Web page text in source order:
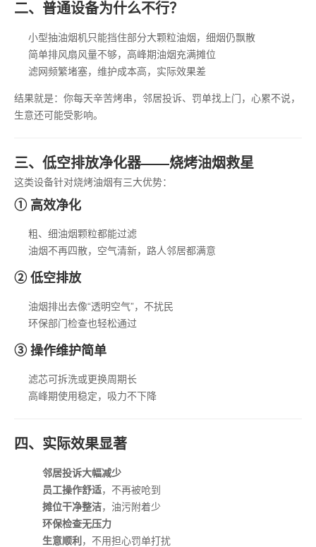
二、普通设备为什么不行？
小型抽油烟机只能挡住部分大颗粒油烟，细烟仍飘散
简单排风扇风量不够，高峰期油烟充满摊位
滤网频繁堵塞，维护成本高，实际效果差
结果就是：你每天辛苦烤串，邻居投诉、罚单找上门，心累不说，
生意还可能受影响。
三、低空排放净化器——烧烤油烟救星
这类设备针对烧烤油烟有三大优势：
① 高效净化
粗、细油烟颗粒都能过滤
油烟不再四散，空气清新，路人邻居都满意
② 低空排放
油烟排出去像“透明空气”，不扰民
环保部门检查也轻松通过
③ 操作维护简单
滤芯可拆洗或更换周期长
高峰期使用稳定，吸力不下降
四、实际效果显著
邻居投诉大幅减少
员工操作舒适，不再被呛到
摊位干净整洁，油污附着少
环保检查无压力
生意顺利 ，不用担心罚单打扰